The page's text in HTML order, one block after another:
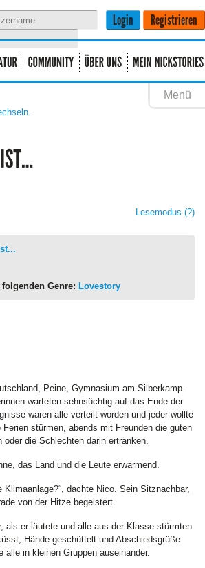
Menü
Lesemodus (?)
Genre: Lovestory
Peine, Gymnasium am Silberkamp.
warteten sehnsüchtig auf das Ende der
waren alle verteilt worden und jeder wollte
stürmen, abends mit Freunden die guten
oder die Schlechten darin ertränken.
das Land und die Leute erwärmend.
Klimaanlage?“, dachte Nico. Sein Sitznachbar,
von der Hitze begeistert.
als er läutete und alle aus der Klasse stürmten.
Hände geschüttelt und Abschiedsgrüße
alle in kleinen Gruppen auseinander.